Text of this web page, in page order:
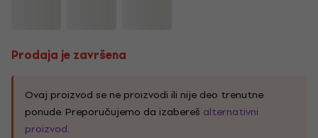
Prodaja je završena
Ovaj proizvod se ne proizvodi ili nije deo trenutne
ponude. Preporučujemo da izabereš alternativni
proizvod.